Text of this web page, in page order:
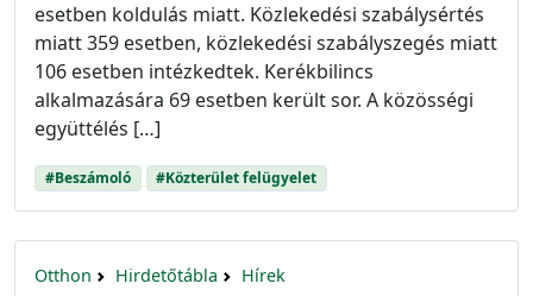
esetben koldulás miatt. Közlekedési szabálysértés
miatt 359 esetben, közlekedési szabályszegés miatt
106 esetben intézkedtek. Kerékbilincs
alkalmazására 69 esetben került sor. A közösségi
együttélés […]
#Beszámoló #Közterület felügyelet
Otthon Hirdetőtábla Hírek